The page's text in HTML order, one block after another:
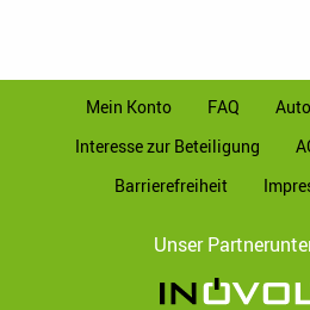
Mein Konto FAQ
Interesse zur Beteiligung
Barrierefreiheit
Unser